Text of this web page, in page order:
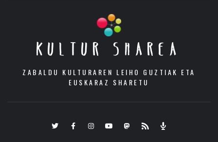
KULTUR SHAREA
ZABALDU KULTURAREN LEIHO GUZTIAK ETA
EUSKARAZ SHARETU
TwitterFacebookInstagramYoutubeMastodon.eus
RSS Podcast